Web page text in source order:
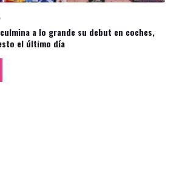
a lo grande su debut en coches,
el último día